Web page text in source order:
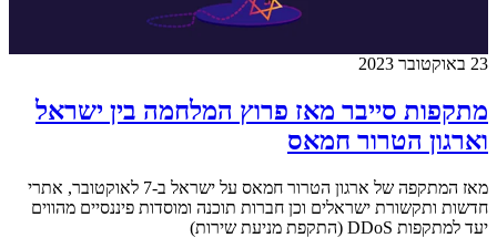
23 באוקטובר 2023
מתקפות סייבר מאז פרוץ המלחמה בין ישראל
וארגון הטרור חמאס
מאז המתקפה של ארגון הטרור חמאס על ישראל ב-7 לאוקטובר, אתרי
חדשות ותקשורת ישראלים וכן חברות תוכנה ומוסדות פיננסיים מהווים
יעד למתקפות DDoS (התקפת מניעת שירות)